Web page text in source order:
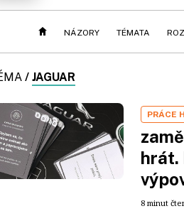
NÁZORY TÉMATA
/ JAGUAR
PRÁCE
hrát.
8 minut